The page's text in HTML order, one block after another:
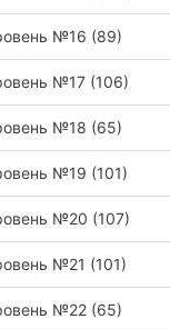
№16 (89)
№17 (106)
№18 (65)
№19 (101)
№20 (107)
№21 (101)
№22 (65)